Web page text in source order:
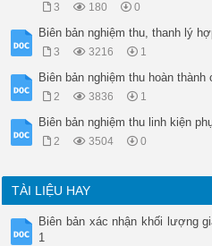
3 180 0
Biên bản nghiệm thu, thanh lý
3 3216 1
Biên bản nghiệm thu hoàn thành
2 3836 1
Biên bản nghiệm thu linh kiện
2 3504 0
TÀI LIỆU HAY
Biên bản xác nhận khối lượng
1